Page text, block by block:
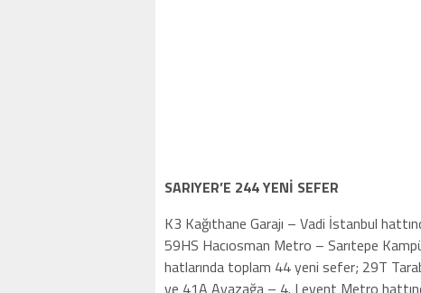
SARIYER’E 244 YENİ SEFER
K3 Kağıthane Garajı – Vadi İstanbul
59HS Hacıosman Metro – Sarıtepe
hatlarında toplam 44 yeni sefer; 29T